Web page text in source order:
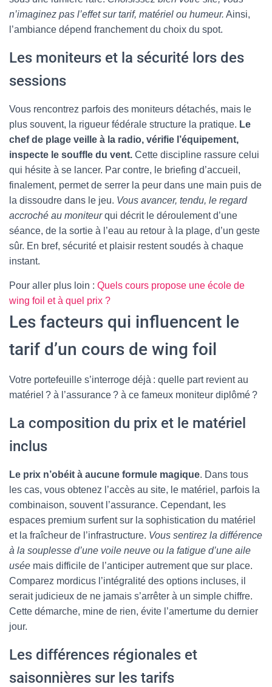
n’imaginez pas l’effet sur tarif, matériel ou humeur. Ainsi,
l’ambiance dépend franchement du choix du spot.
Les moniteurs et la sécurité lors des
sessions
Vous rencontrez parfois des moniteurs détachés, mais le
plus souvent, la rigueur fédérale structure la pratique. Le
chef de plage veille à la radio, vérifie l’équipement,
inspecte le souffle du vent. Cette discipline rassure celui
qui hésite à se lancer. Par contre, le briefing d’accueil,
finalement, permet de serrer la peur dans une main puis de
la dissoudre dans le jeu. Vous avancer, tendu, le regard
accroché au moniteurqui décrit le déroulement d’une
séance, de la sortie à l’eau au retour à la plage, d’un geste
sûr. En bref, sécurité et plaisir restent soudés à chaque
instant.
Pour aller plus loin : Quels cours propose une école de
wing foil et à quel prix ?
Les facteurs qui influencent le
tarif d’un cours de wing foil
Votre portefeuille s’interroge déjà : quelle part revient au
matériel ? à l’assurance ? à ce fameux moniteur diplômé ?
La composition du prix et le matériel
inclus
Le prix n’obéit à aucune formule magique. Dans tous
les cas, vous obtenez l’accès au site, le matériel, parfois la
combinaison, souvent l’assurance. Cependant, les
espaces premium surfent sur la sophistication du matériel
et la fraîcheur de l’infrastructure. Vous sentirez la différence
à la souplesse d’une voile neuve ou la fatigue d’une aile
usée mais difficile de l’anticiper autrement que sur place.
Comparez mordicus l’intégralité des options incluses, il
serait judicieux de ne jamais s’arrêter à un simple chiffre.
Cette démarche, mine de rien, évite l’amertume du dernier
jour.
Les différences régionales et
saisonnières sur les tarifs